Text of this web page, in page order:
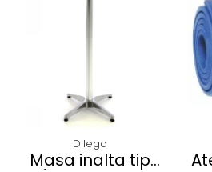
Dilego
Masa inalta tip